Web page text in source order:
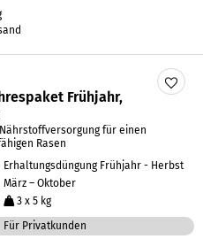
Frühjahr,
für einen
Rasen
Erhaltungsdüngung Frühjahr - Herbst
März – Oktober
3 x 5 kg
Für Privatkunden